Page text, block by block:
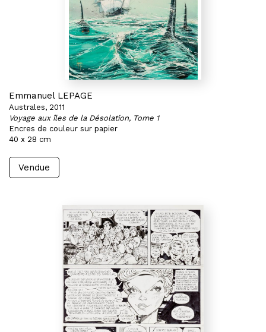
Emmanuel LEPAGE
Australes, 2011
Voyage aux îles de la Désolation, Tome 1
Encres de couleur sur papier
40 x 28 cm
Vendue